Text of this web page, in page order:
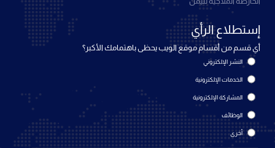
إستطلاع الرأي
أي قسم من أقسام موقع الويب يحظى باهتمامك الأكبر؟
النشر الإلكتروني
الخدمات الإلكترونية
المشاركة الإلكترونية
الوظائف
أخرى